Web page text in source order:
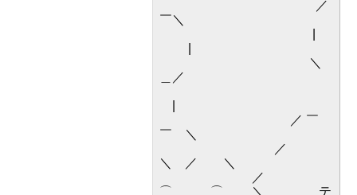
／
￣＼
＼
＿／
／ ￣
￣ ＼
／
＼ ／ ＼
／
⌒ ⌒ ＼ テ